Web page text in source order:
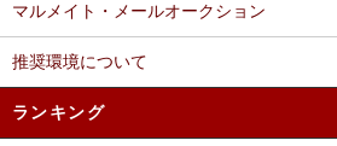
マルメイト・メールオークション
推奨環境について
ランキング